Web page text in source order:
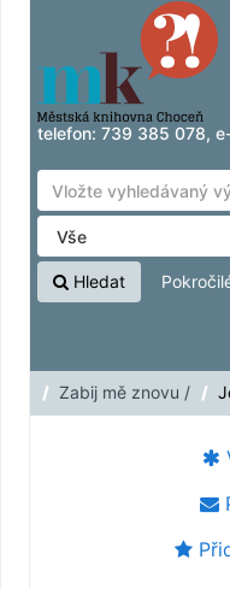
Přeskočit na obsah
telefon: 739 385 078,
Hledat
Zabij mě znovu /